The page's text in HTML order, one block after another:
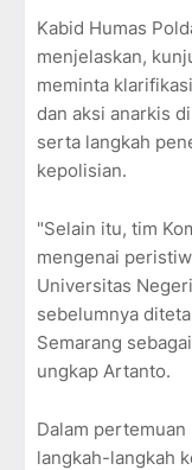
Kabid Humas
menjelaskan,
meminta
dan aksi anarkis
serta langkah
kepolisian.
"Selain itu, tim
mengenai
Universitas
sebelumnya
Semarang
ungkap Artanto.
Dalam pertemuan
langkah-langkah